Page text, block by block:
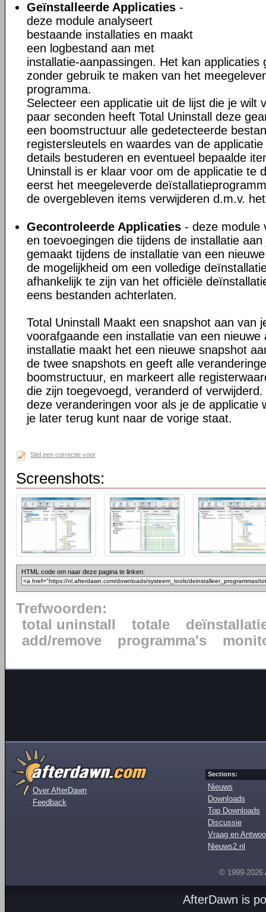
Geïnstalleerde Applicaties -
deze module analyseert
bestaande installaties en maakt
een logbestand aan met
installatie-aanpassingen. Het kan applicaties
zonder gebruik te maken van het
programma.
Selecteer een applicatie uit de lijst die je wilt
paar seconden heeft Total Uninstall deze
een boomstructuur alle gedetecteerde
registersleutels en waardes van de
details bestuderen en eventueel bepaalde
Uninstall is er klaar voor om de applicatie te
eerst het meegeleverde
de overgebleven items verwijderen d.m.v.
Gecontroleerde Applicaties - deze module
en toevoegingen die tijdens de installatie
gemaakt tijdens de installatie van een
de mogelijkheid om een volledige
afhankelijk te zijn van het officiële
eens bestanden achterlaten.
Total Uninstall Maakt een snapshot aan van
voorafgaande een installatie van een nieuwe
installatie maakt het een nieuwe snapshot
de twee snapshots en geeft alle
boomstructuur, en markeert alle
die zijn toegevoegd, veranderd of
deze veranderingen voor als je de applicatie
je later terug kunt naar de vorige staat.
Stel een correctie voor
Screenshots:
HTML code om naar deze pagina te linken:
Trefwoorden:
total uninstall
totale
add/remove
programma's
Over AfterDawn
Feedback
Sections:
Nieuws
Downloads
Top Downloads
Discussie
Vraag en
Nieuws2.nl
© 1999-2026
AfterDawn is